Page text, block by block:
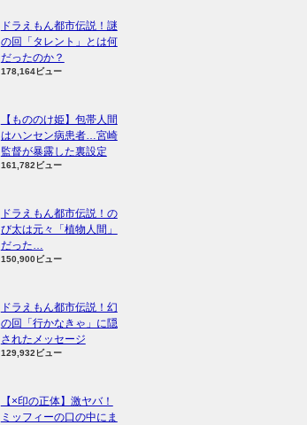
ドラえもん都市伝説！謎
の回「タレント」とは何
だったのか？
178,164ビュー
【もののけ姫】包帯人間
はハンセン病患者…宮崎
監督が暴露した裏設定
161,782ビュー
ドラえもん都市伝説！の
び太は元々「植物人間」
だった…
150,900ビュー
ドラえもん都市伝説！幻
の回「行かなきゃ」に隠
されたメッセージ
129,932ビュー
【×印の正体】激ヤバ！
ミッフィーの口の中にま